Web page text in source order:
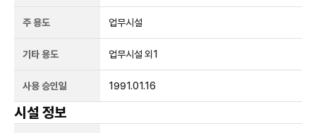
주 용도 업무시설
기타 용도 업무시설 외1
사용 승인일 1991.01.16
시설 정보